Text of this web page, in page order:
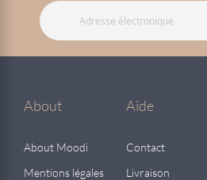
About
About Moodi
Mentions légales
Aide
Contact
Livraison